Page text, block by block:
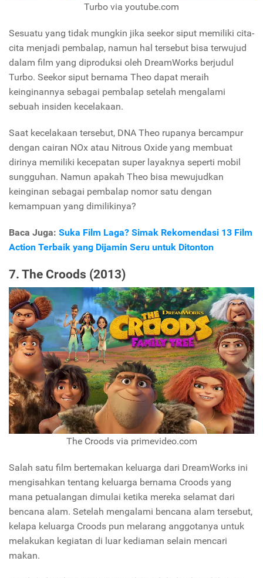
Turbo via youtube.com
Sesuatu yang tidak mungkin jika seekor siput memiliki cita-
cita menjadi pembalap, namun hal tersebut bisa terwujud
dalam film yang diproduksi oleh DreamWorks berjudul
Turbo. Seekor siput bernama Theo dapat meraih
keinginannya sebagai pembalap setelah mengalami
sebuah insiden kecelakaan.
Saat kecelakaan tersebut, DNA Theo rupanya bercampur
dengan cairan NOx atau Nitrous Oxide yang membuat
dirinya memiliki kecepatan super layaknya seperti mobil
sungguhan. Namun apakah Theo bisa mewujudkan
keinginan sebagai pembalap nomor satu dengan
kemampuan yang dimilikinya?
Baca Juga: Suka Film Laga? Simak Rekomendasi 13 Film
Action Terbaik yang Dijamin Seru untuk Ditonton
7. The Croods (2013)
The Croods via primevideo.com
Salah satu film bertemakan keluarga dari DreamWorks ini
mengisahkan tentang keluarga bernama Croods yang
mana petualangan dimulai ketika mereka selamat dari
bencana alam. Setelah mengalami bencana alam tersebut,
kelapa keluarga Croods pun melarang anggotanya untuk
melakukan kegiatan di luar kediaman selain mencari
makan.